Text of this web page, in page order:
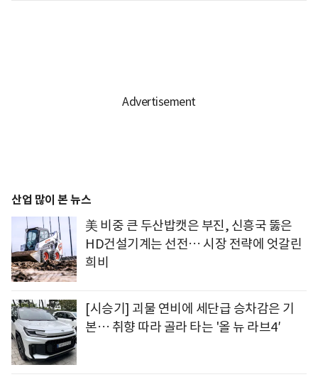
산업 많이 본 뉴스
美 비중 큰 두산밥캣은 부진, 신흥국 뚫은
HD건설기계는 선전… 시장 전략에 엇갈린
희비
[시승기] 괴물 연비에 세단급 승차감은 기
본… 취향 따라 골라 타는 '올 뉴 라브4′